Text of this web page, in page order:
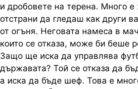
и дробовете на терена. Много е
отстрани да гледаш как други
от огъня. Неговата намеса в
които се отказа, може би беше
Защо ще иска да управлява
държавата? Той се отказа да
а иска да бъде шеф. Това е